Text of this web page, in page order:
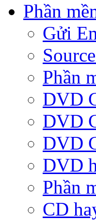
Phần
Gửi
Phần
DVD
DVD
DVD
DVD
Phần
CD